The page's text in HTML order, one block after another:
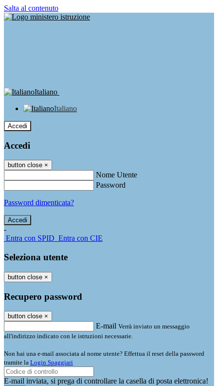
Salta al contenuto
Italiano
Italiano
Accedi
Accedi
button close ×
Nome Utente
Password
Password dimenticata?
-
Entra con SPID Entra con CIE
Seleziona utente
button close ×
Recupero password
button close ×
E-mail Verrà inviato un messaggio
all'indirizzo indicato con le istruzioni necessarie.
Non hai una e-mail associata al nome utente? Effettua il reset della password
tramite la Login Spaggiari
E-mail inviata, si prega di controllare la casella di posta elettronica!